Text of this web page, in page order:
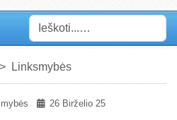
Paieška
Linksmybės
26 Birželio 25